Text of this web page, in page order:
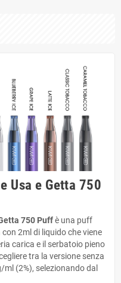
Usa e Getta 750
750 Puffè una puff
2ml di liquido che viene
carica e il serbatoio pieno
tra la versione senza
(2%), selezionando dal